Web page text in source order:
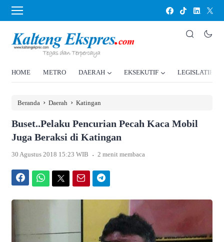
HOME METRO DAERAH EKSEKUTIF LEGISLATIF
Beranda › Daerah › Katingan
Buset..Pelaku Pencurian Pecah Kaca Mobil
Juga Beraksi di Katingan
30 Agustus 2018 15:23 WIB . 2 menit membaca